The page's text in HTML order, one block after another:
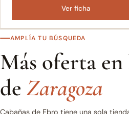
Ver ficha
AMPLÍA TU BÚSQUEDA
Más oferta
de Zaragoza
Cabañas de Ebro tiene una sola